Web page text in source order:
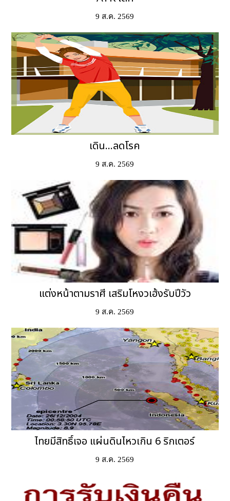
9 ส.ค. 2569
เดิน...ลดโรค
9 ส.ค. 2569
แต่งหน้าตามราศี เสริมโหงวเฮ้งรับปีวัว
9 ส.ค. 2569
ไทยมีสิทธิ์เจอ แผ่นดินไหวเกิน 6 ริกเตอร์
9 ส.ค. 2569